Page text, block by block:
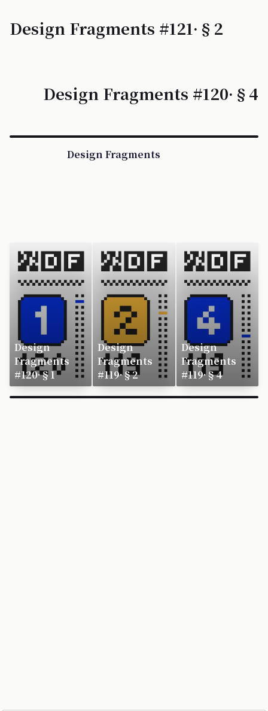
Design Fragments #121·§2
Design Fragments #120·§4
Design Fragments
Design
Fragments
#120·§1
Design
Fragments
#119·§2
Design
Fragments
#119·§4